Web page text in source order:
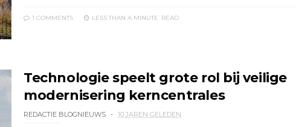
1 COMMENTS LESS THAN A MINUTE READ
Technologie speelt grote rol bij veilige
modernisering kerncentrales
REDACTIE BLOGNIEUWS 10 JAREN GELEDEN